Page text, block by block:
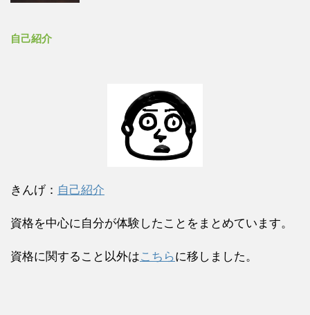
自己紹介
きんげ： 自己紹介
資格を中心に自分が体験したことをまとめています。
資格に関すること以外はこちらに移しました。